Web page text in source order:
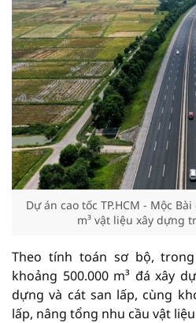
Dự án cao tốc TP.HCM - Mộc
m³ vật liệu xây dựng
Theo tính toán sơ bộ,
khoảng 500.000 m³ đá xây
dựng và cát san lấp, cùng
lấp, nâng tổng nhu cầu vật